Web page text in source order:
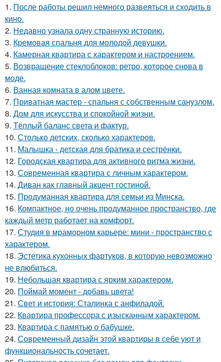
1. После работы решил немного развеяться и сходить в
кино.
2. Недавно узнала одну странную историю.
3. Кремовая спальня для молодой девушки.
4. Камерная квартира с характером и настроением.
5. Возвращение стеклоблоков: ретро, которое снова в
моде.
6. Ванная комната в алом цвете.
7. Приватная мастер - спальня с собственным санузлом.
8. Дом для искусства и спокойной жизни.
9. Тёплый баланс света и фактур.
10. Столько детских, сколько характеров.
11. Малышка - детская для братика и сестрёнки.
12. Городская квартира для активного ритма жизни.
13. Современная квартира с личным характером.
14. Диван как главный акцент гостиной.
15. Продуманная квартира для семьи из Минска.
16. Компактное, но очень продуманное пространство, где
каждый метр работает на комфорт.
17. Студия в мраморном карьере: мини - пространство с
характером.
18. Эстетика кухонных фартуков, в которую невозможно
не влюбиться.
19. Небольшая квартира с ярким характером.
20. Поймай момент - добавь цвета!
21. Свет и история: Сталинка с анфиладой.
22. Квартира профессора с изысканным характером.
23. Квартира с памятью о бабушке.
24. Современный дизайн этой квартиры в себе уют и
функциональность сочетает.